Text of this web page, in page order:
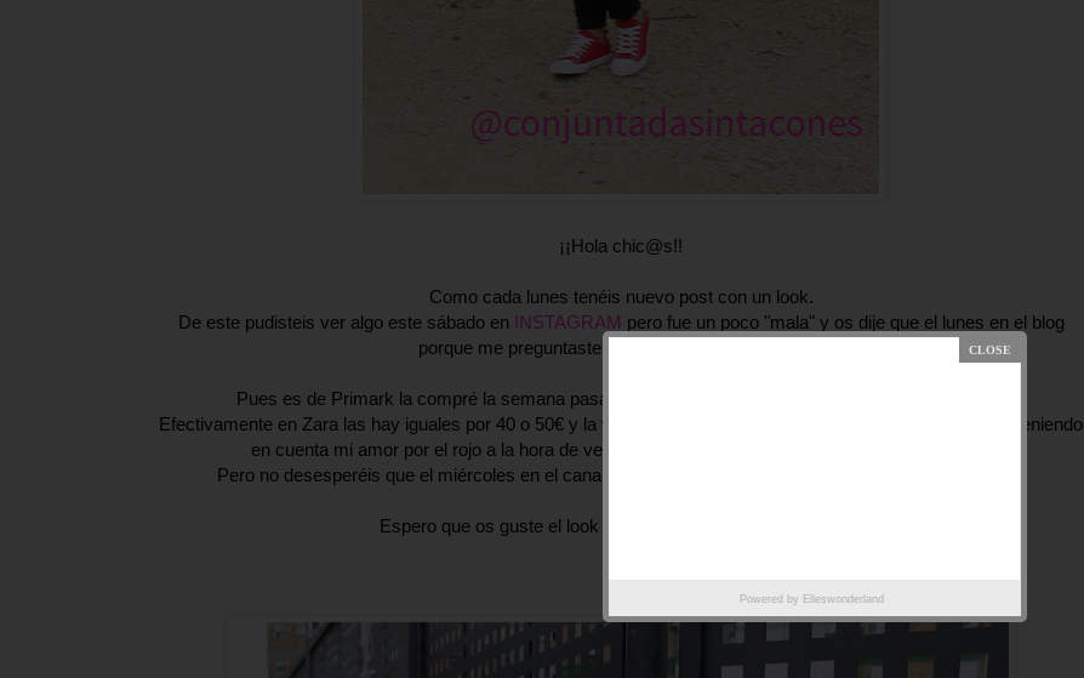
¡¡Hola chic@s!!
Como cada lunes tenéis nuevo post con un look.
De este pudisteis ver algo este sábado en INSTAGRAM pero fue un poco "mala" y os dije que el lunes en el blog
porque me preguntasteis muchas por la chaqueta...
Pues es de Primark la compré la semana pasa en Huelva por sólo 17€, también la había amarilla.
Efectivamente en Zara las hay iguales por 40 o 50€ y la verdad es que me niego a pagar eso... Lógicamente teniendo
en cuenta mi amor por el rojo a la hora de vestir me compré la roja junto con estas deportivas.
Pero no desesperéis que el miércoles en el canal tendréis un vídeo de todas mis compras en Primark.
Espero que os guste el look y que tengáis un día maravilloso.
Powered by Elleswonderland